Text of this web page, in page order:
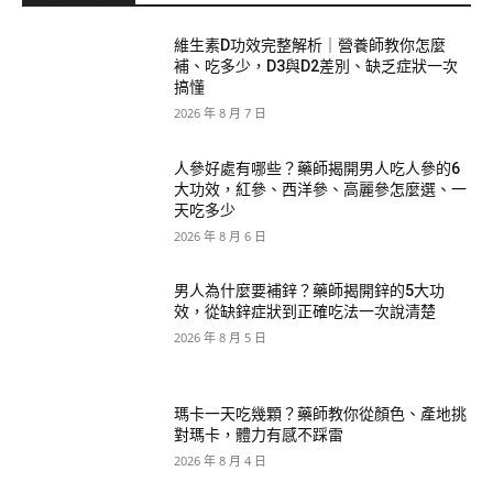
維生素D功效完整解析｜營養師教你怎麼
補、吃多少，D3與D2差別、缺乏症狀一次
搞懂
2026 年 8 月 7 日
人參好處有哪些？藥師揭開男人吃人參的6
大功效，紅參、西洋參、高麗參怎麼選、一
天吃多少
2026 年 8 月 6 日
男人為什麼要補鋅？藥師揭開鋅的5大功
效，從缺鋅症狀到正確吃法一次說清楚
2026 年 8 月 5 日
瑪卡一天吃幾顆？藥師教你從顏色、產地挑
對瑪卡，體力有感不踩雷
2026 年 8 月 4 日